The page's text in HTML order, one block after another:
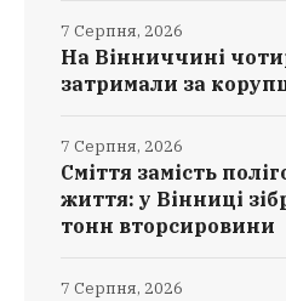
На Вінниччині
затримали за
7 Серпня, 2026
Сміття замість
життя: у Вінниці
тонн вторсировини
7 Серпня, 2026
7 Серпня, 2026